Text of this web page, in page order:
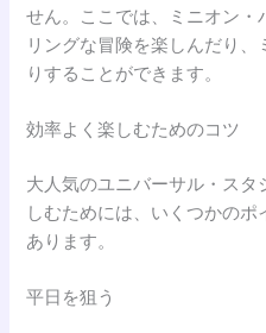
せん。ここでは、ミニオン・
リングな冒険を楽しんだり
りすることができます。
効率よく楽しむためのコツ
大人気のユニバーサル・ス
しむためには、いくつかの
あります。
平日を狙う